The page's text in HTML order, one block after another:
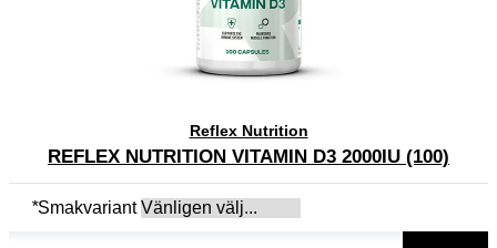
Reflex Nutrition
REFLEX NUTRITION VITAMIN D3 2000IU (100)
*Smakvariant